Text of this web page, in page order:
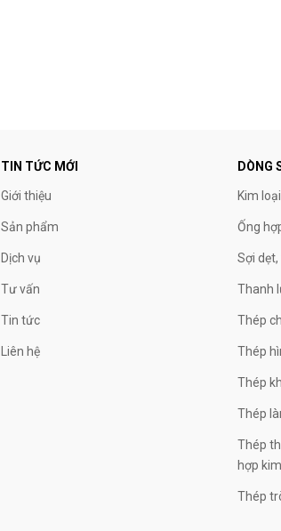
TIN TỨC MỚI
Giới thiệu
Sản phẩm
Dịch vụ
Tư vấn
Tin tức
Liên hệ
DÒNG
Kim
Ống
Sợi
Thanh
Thép
Thép
Thép
Thép
Thép
hợp kim
Thép